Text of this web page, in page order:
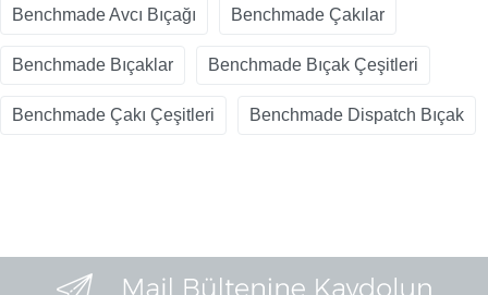
Benchmade Avcı Bıçağı Benchmade Çakılar
Benchmade Bıçaklar Benchmade Bıçak Çeşitleri
Benchmade Çakı Çeşitleri Benchmade Dispatch Bıçak